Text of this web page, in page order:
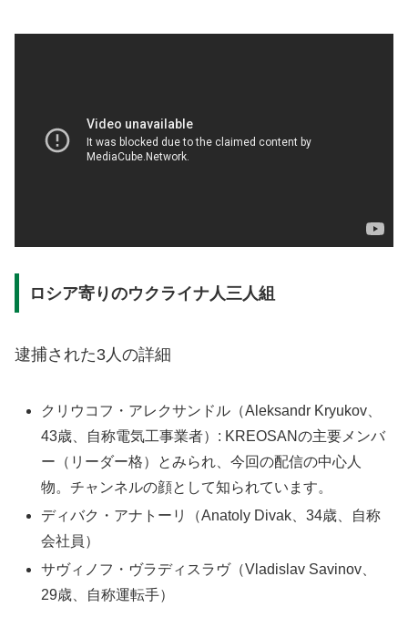
ロシア寄りのウクライナ人三人組
逮捕された3人の詳細
クリウコフ・アレクサンドル（Aleksandr Kryukov、
43歳、自称電気工事業者）: KREOSANの主要メンバ
ー（リーダー格）とみられ、今回の配信の中心人
物。チャンネルの顔として知られています。
ディバク・アナトーリ（Anatoly Divak、34歳、自称
会社員）
サヴィノフ・ヴラディスラヴ（Vladislav Savinov、
29歳、自称運転手）